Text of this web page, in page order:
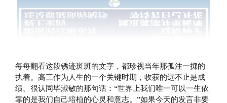
每每翻看这段锈迹斑斑的文字，都珍视当年那孤注一掷的
执着。高三作为人生的一个关键时期，收获的远不止是成
绩。很认同毕淑敏的那句话：“世界上我们唯一可以一生依
靠的是我们自己培植的心灵和意志。”如果今天的发言非要